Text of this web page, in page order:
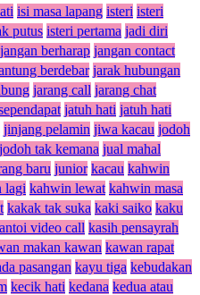
isi masa lapang isteri isteri
putus isteri pertama jadi diri
jangan berharap jangan contact
berdebar jarak hubungan
jarang call jarang chat
jatuh hati jatuh hati
jinjang pelamin jiwa kacau jodoh
jodoh tak kemana jual mahal
baru junior kacau kahwin
lagi kahwin lewat kahwin masa
kakak tak suka kaki saiko kaku
video call kasih pensayrah
makan kawan kawan rapat
pasangan kayu tiga kebudakan
kecik hati kedana kedua atau